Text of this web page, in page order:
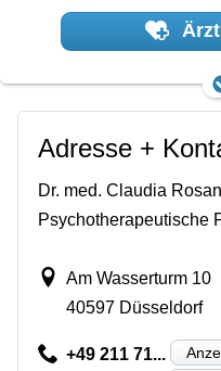
Adresse +
Dr. med. Claudia
Psychotherapeutische
Am Wasserturm 10
40597 Düsseldorf
+49 211 71...